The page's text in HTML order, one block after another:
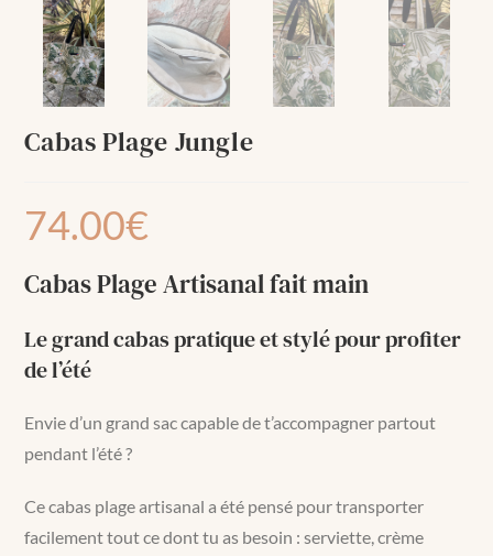
Cabas Plage Jungle
74.00€
Cabas Plage Artisanal fait main
Le grand cabas pratique et stylé pour profiter
de l’été
Envie d’un grand sac capable de t’accompagner partout
pendant l’été ?
Ce cabas plage artisanal a été pensé pour transporter
facilement tout ce dont tu as besoin : serviette, crème